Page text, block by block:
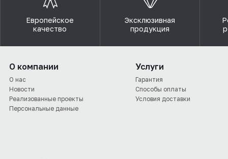
Европейское
качество
Эксклюзивная
продукция
О компании
О нас
Новости
Реализованные проекты
Персональные данные
Услуги
Гарантия
Способы оплаты
Условия доставки